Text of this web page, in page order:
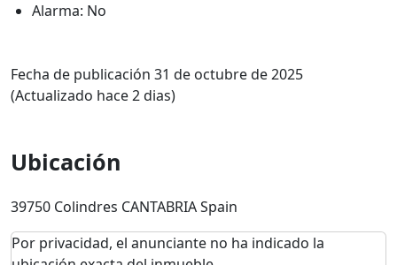
Alarma: No
Fecha de publicación 31 de octubre de 2025
(Actualizado hace 2 dias)
Ubicación
39750 Colindres CANTABRIA Spain
Por privacidad, el anunciante no ha indicado la